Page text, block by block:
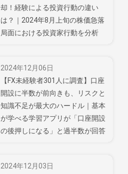
却！経験による投資行動の違い
は？｜2024年8月上旬の株価急落
局面における投資家行動を分析
2024年12月06日
【FX未経験者301人に調査】口座
開設に半数が前向きも、リスクと
知識不足が最大のハードル｜基本
が学べる学習アプリが「口座開設
の後押しになる」と過半数が回答
2024年12月03日